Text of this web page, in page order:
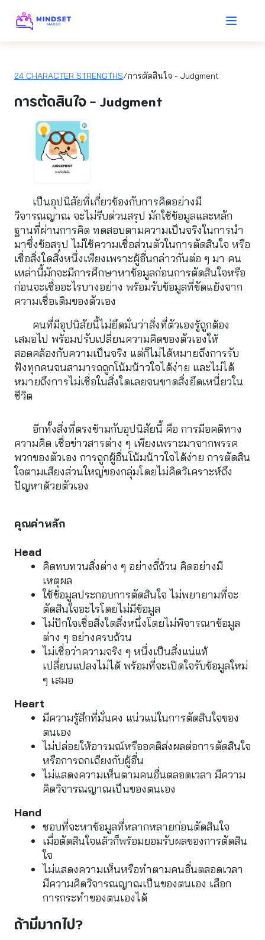
24 CHARACTER STRENGTHS/การตัดสินใจ - Judgment
การตัดสินใจ - Judgment
เป็นอุปนิสัยที่เกี่ยวข้องกับการคิดอย่างมี
วิจารณญาณ จะไม่รีบด่วนสรุป มักใช้ข้อมูลและหลัก
ฐานที่ผ่านการคิด ทดสอบตามความเป็นจริงในการนำ
มาซึ่งข้อสรุป ไม่ใช้ความเชื่อส่วนตัวในการตัดสินใจ หรือ
เชื่อสิ่งใดสิ่งหนึ่งเพียงเพราะผู้อื่นกล่าวกันต่อ ๆ มา คน
เหล่านี้มักจะมีการศึกษาหาข้อมูลก่อนการตัดสินใจหรือ
ก่อนจะเชื่ออะไรบางอย่าง พร้อมรับข้อมูลที่ขัดแย้งจาก
ความเชื่อเดิมของตัวเอง
คนที่มีอุปนิสัยนี้ไม่ยึดมั่นว่าสิ่งที่ตัวเองรู้ถูกต้อง
เสมอไป พร้อมปรับเปลี่ยนความคิดของตัวเองให้
สอดคล้องกับความเป็นจริง แต่ก็ไม่ได้หมายถึงการรับ
ฟังทุกคนจนสามารถถูกโน้มน้าวใจได้ง่าย และไม่ได้
หมายถึงการไม่เชื่อในสิ่งใดเลยจนขาดสิ่งยึดเหนี่ยวใน
ชีวิต
อีกทั้งสิ่งที่ตรงข้ามกับอุปนิสัยนี้ คือ การมีอคติทาง
ความคิด เชื่อข่าวสารต่าง ๆ เพียงเพราะมาจากพรรค
พวกของตัวเอง การถูกผู้อื่นโน้มน้าวใจได้ง่าย การตัดสิน
ใจตามเสียงส่วนใหญ่ของกลุ่มโดยไม่คิดวิเคราะห์ถึง
ปัญหาด้วยตัวเอง
คุณค่าหลัก
Head
คิดทบทวนสิ่งต่าง ๆ อย่างถี่ถ้วน คิดอย่างมี
เหตุผล
ใช้ข้อมูลประกอบการตัดสินใจ ไม่พยายามที่จะ
ตัดสินใจอะไรโดยไม่มีข้อมูล
ไม่ปักใจเชื่อสิ่งใดสิ่งหนึ่งโดยไม่พิจารณาข้อมูล
ต่าง ๆ อย่างครบถ้วน
ไม่เชื่อว่าความจริง ๆ หนึ่งเป็นสิ่งแน่แท้
เปลี่ยนแปลงไม่ได้ พร้อมที่จะเปิดใจรับข้อมูลใหม่
ๆ เสมอ
Heart
มีความรู้สึกที่มั่นคง แน่วแน่ในการตัดสินใจของ
ตนเอง
ไม่ปล่อยให้อารมณ์หรืออคติส่งผลต่อการตัดสินใจ
หรือการถกเถียงกับผู้อื่น
ไม่แสดงความเห็นตามคนอื่นตลอดเวลา มีความ
คิดวิจารณญาณเป็นของตนเอง
Hand
ชอบที่จะหาข้อมูลที่หลากหลายก่อนตัดสินใจ
เมื่อตัดสินใจแล้วก็พร้อมยอมรับผลของการตัดสิน
ใจ
ไม่แสดงความเห็นหรือทำตามคนอื่นตลอดเวลา
มีความคิดวิจารณญาณเป็นของตนเอง เลือก
การกระทำของตนเองได้
ถ้ามีมากไป?